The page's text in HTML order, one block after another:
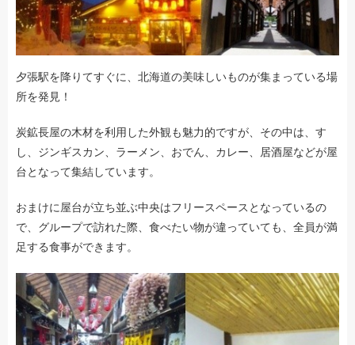
夕張駅を降りてすぐに、北海道の美味しいものが集まっている場
所を発見！
炭鉱長屋の木材を利用した外観も魅力的ですが、その中は、す
し、ジンギスカン、ラーメン、おでん、カレー、居酒屋などが屋
台となって集結しています。
おまけに屋台が立ち並ぶ中央はフリースペースとなっているの
で、グループで訪れた際、食べたい物が違っていても、全員が満
足する食事ができます。